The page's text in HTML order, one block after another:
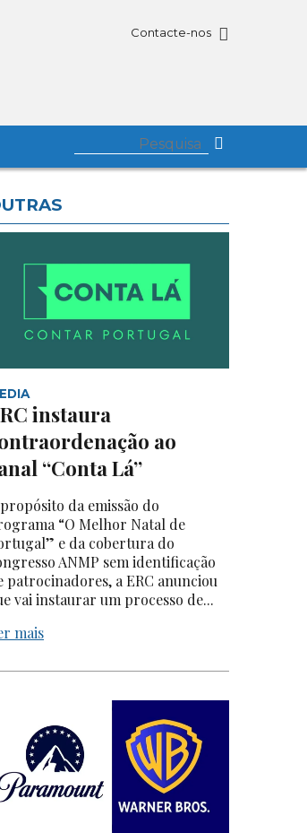
Contacte-nos
instaura
ao
“Conta Lá”
da emissão do
“O Melhor Natal de
e da cobertura do
ANMP sem identificação
patrocinadores, a ERC anunciou
vai instaurar um processo de...
mais